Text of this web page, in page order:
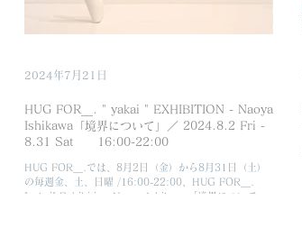
HUG FOR＿. " yakai " EXHIBITION - Naoya
Ishikawa「境界について」／ 2024.8.2 Fri -
8.31 Sat 16:00-22:00
HUG FOR＿.では、8月2日（金）から8月31日（土）
の毎週金、土、日曜 /16:00-22:00、HUG FOR＿.
"yakai" Exhibition Naoya Ishikawa「境界について」
2024年7月21日